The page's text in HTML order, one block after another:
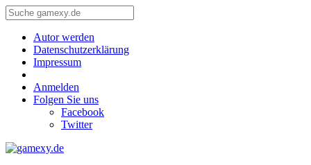
Autor werden
Datenschutzerklärung
Impressum
Anmelden
Folgen Sie uns
Facebook
Twitter